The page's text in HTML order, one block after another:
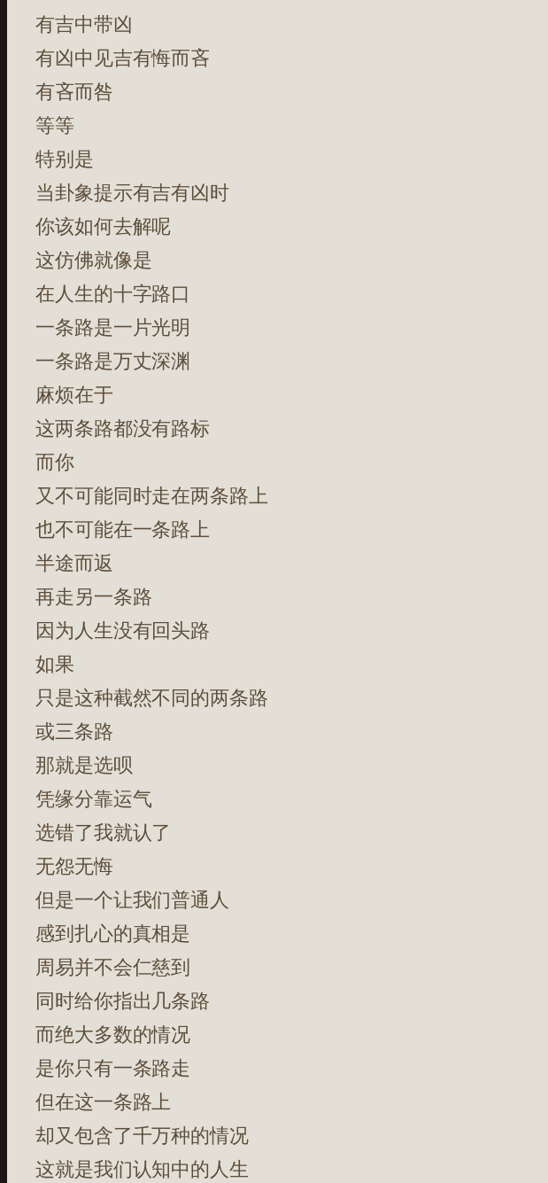
有吉中带凶
有凶中见吉有悔而吝
有吝而咎
等等
特别是
当卦象提示有吉有凶时
你该如何去解呢
这仿佛就像是
在人生的十字路口
一条路是一片光明
一条路是万丈深渊
麻烦在于
这两条路都没有路标
而你
又不可能同时走在两条路上
也不可能在一条路上
半途而返
再走另一条路
因为人生没有回头路
如果
只是这种截然不同的两条路
或三条路
那就是选呗
凭缘分靠运气
选错了我就认了
无怨无悔
但是一个让我们普通人
感到扎心的真相是
周易并不会仁慈到
同时给你指出几条路
而绝大多数的情况
是你只有一条路走
但在这一条路上
却又包含了千万种的情况
这就是我们认知中的人生